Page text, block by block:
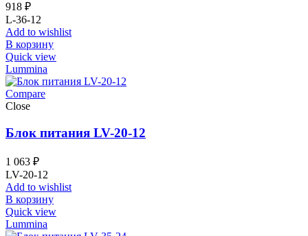
918 ₽
L-36-12
Add to wishlist
В корзину
Quick view
Lummina
Compare
Close
Блок питания LV-20-12
1 063 ₽
LV-20-12
Add to wishlist
В корзину
Quick view
Lummina